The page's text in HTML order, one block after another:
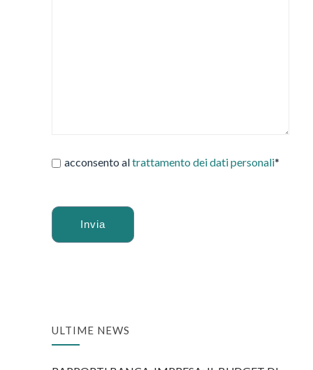
acconsento altrattamento dei dati personali*
ULTIME NEWS